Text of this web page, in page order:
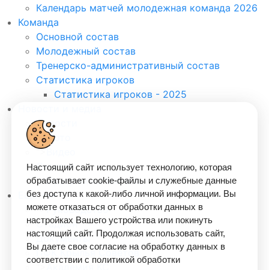
Настоящий сайт использует технологию, которая
обрабатывает cookie-файлы и служебные данные
без доступа к какой-либо личной информации. Вы
можете отказаться от обработки данных в
настройках Вашего устройства или покинуть
настоящий сайт. Продолжая использовать сайт,
Вы даете свое согласие на обработку данных в
соответствии с политикой обработки
Календарь матчей молодежная команда 2026
Команда
Основной состав
Молодежный состав
Тренерско-административный состав
Статистика игроков
Статистика игроков - 2025
Новости
">Фото
">Видео
Логотип
">Программы матчей
Еще •••
">Руководство
Стадион
Документы
ПФК Крылья Советов